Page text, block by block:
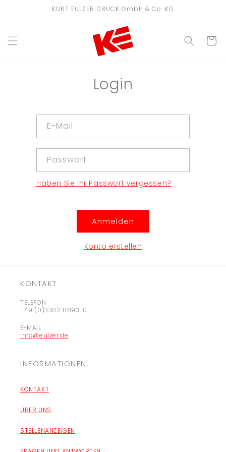
KURT EULZER DRUCK GmbH & Co. KG
Login
E-Mail
Passwort
Haben Sie Ihr Passwort vergessen?
Anmelden
Konto erstellen
KONTAKT
TELEFON
+49 (0)3302 8893-0
E-MAIL
info@eulzer.de
INFORMATIONEN
KONTAKT
ÜBER UNS
STELLENANZEIGEN